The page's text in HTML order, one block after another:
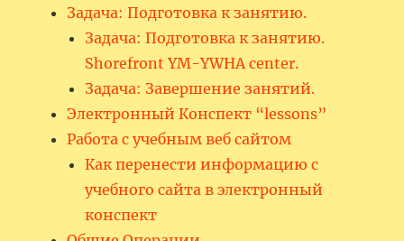
Задача: Подготовка к занятию.
Задача: Подготовка к занятию.
Shorefront YM-YWHA center.
Задача: Завершение занятий.
Электронный Конспект “lessons”
Работа с учебным веб сайтом
Как перенести информацию с
учебного сайта в электронный
конспект